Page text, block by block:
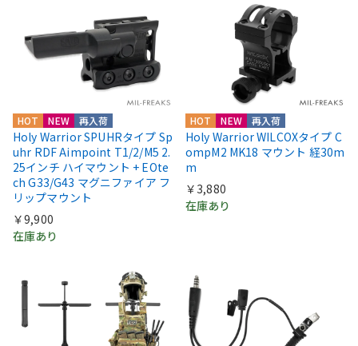
HOT NEW 再入荷
Holy Warrior SPUHRタイプ Sp
uhr RDF Aimpoint T1/2/M5 2.
25インチ ハイマウント + EOte
ch G33/G43 マグニファイア フ
リップマウント
￥9,900
在庫あり
HOT NEW 再入荷
Holy Warrior WILCOXタイプ C
ompM2 MK18 マウント 経30m
m
￥3,880
在庫あり